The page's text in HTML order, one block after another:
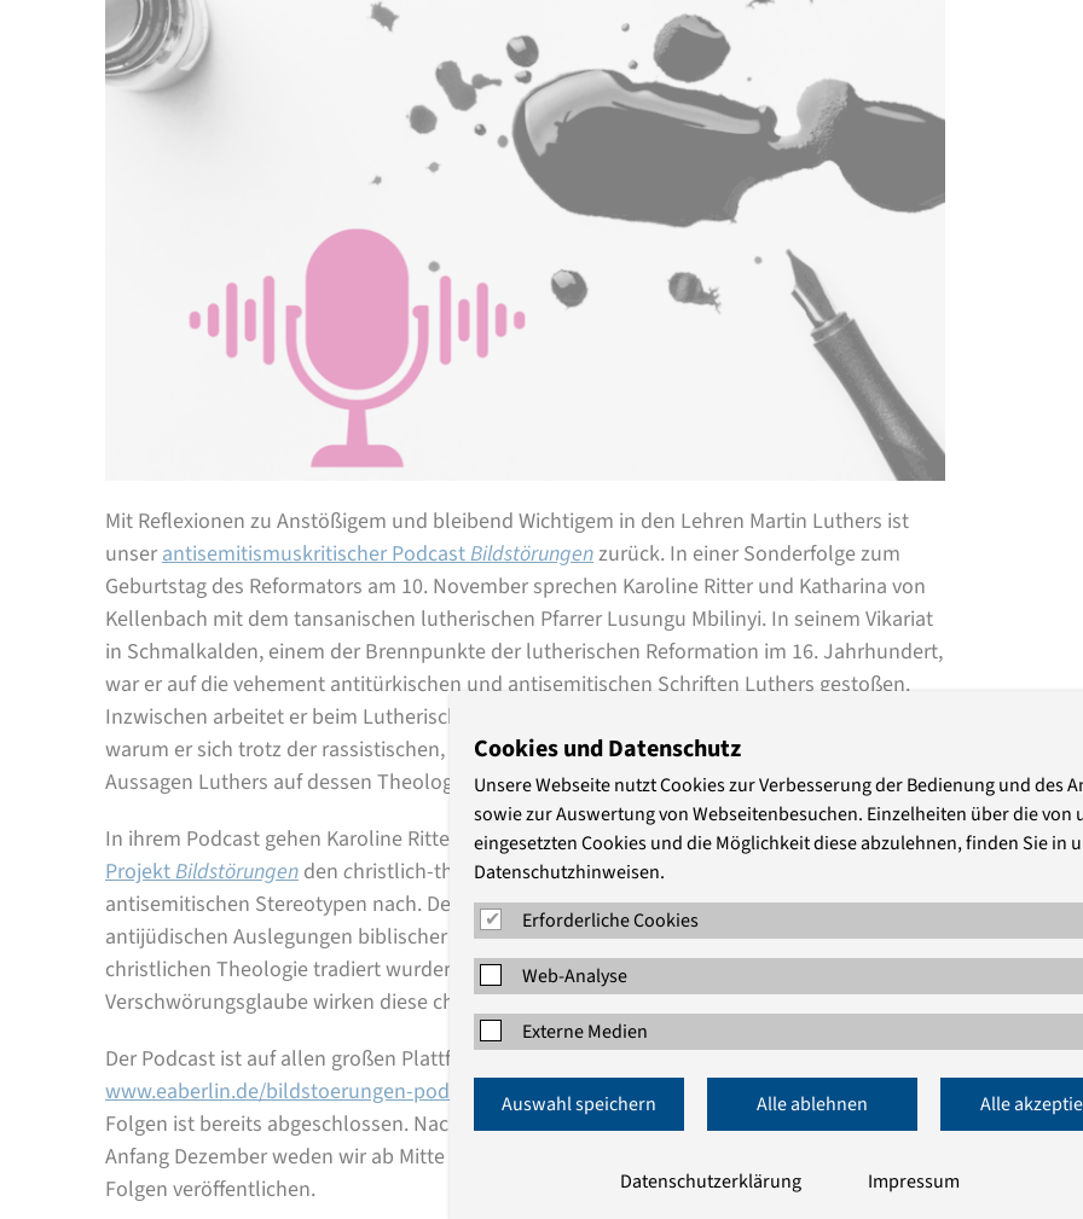
Mit Reflexionen zu Anstößigem und bleibend Wichtigem in den Lehren Martin Luthers ist
unser antisemitismuskritischer PodcastBildstörungenzurück. In einer Sonderfolge zum
Geburtstag des Reformators am 10. November sprechen Karoline Ritter und Katharina von
Kellenbach mit dem tansanischen lutherischen Pfarrer Lusungu Mbilinyi. In seinem Vikariat
in Schmalkalden, einem der Brennpunkte der lutherischen Reformation im 16. Jahrhundert,
war er auf die vehement antitürkischen und antisemitischen Schriften Luthers gestoßen.
Inzwischen arbeitet er beim Lutherischen Weltbund in Genf. Im Gespräch erklärt Mbilinyi,
warum er sich trotz der rassistischen, kolonialistischen, antisemitischen und sexistischen
Aussagen Luthers auf dessen Theologie beruft.
In ihrem Podcast gehen Karoline Ritter und Katharina von Kellenbach von unserem
ProjektBildstörungen den christlich-theologischen Traditionslinien hinter modernen
antisemitischen Stereotypen nach. Denn moderne antisemitische Stereotype wurzeln oft in
antijüdischen Auslegungen biblischer Texte und Motive, die jahrhundertelang von der
christlichen Theologie tradiert wurden. Selbst in heutigem Judenhass und
Verschwörungsglaube wirken diese christlich grundierten Zerrbilder unbewusst weiter.
Der Podcast ist auf allen großen Plattformen abonnierbar, außerdem kann er unter
www.eaberlin.de/bildstoerungen-podcast
angehört werden.. Eine erste Staffel mit sieben
Folgen ist bereits abgeschlossen. Nach einer weiteren Sonderfolge
Anfang Dezember weden wir ab Mitte Januar 2024 wieder alle zwei Wochen mittwochs neue
Folgen veröffentlichen.
Cookies und Datenschutz
Unsere Webseite nutzt Cookies zur Verbesserung der Bedienung und des
sowie zur Auswertung von Webseitenbesuchen. Einzelheiten über die von
eingesetzten Cookies und die Möglichkeit diese abzulehnen, finden Sie in
Datenschutzhinweisen.
Erforderliche Cookies
Web-Analyse
Externe Medien
Auswahl speichern Alle ablehnen Alle
Datenschutzerklärung Impressum